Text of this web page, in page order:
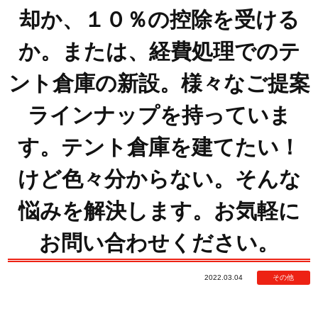
却か、１０％の控除を受ける
か。または、経費処理でのテ
ント倉庫の新設。様々なご提案
ラインナップを持っていま
す。テント倉庫を建てたい！
けど色々分からない。そんな
悩みを解決します。お気軽に
お問い合わせください。
2022.03.04 その他